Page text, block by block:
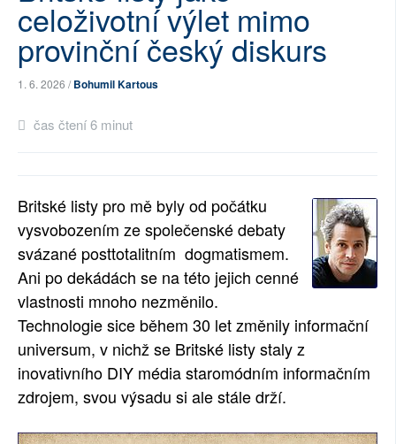
PLNÁ VERZE STRÁNEK
celoživotní výlet mimo
provinční český diskurs
1. 6. 2026 /Bohumil Kartous
čas čtení 6 minut
Britské listy pro mě byly od počátku
vysvobozením ze společenské debaty
svázané posttotalitním dogmatismem.
Ani po dekádách se na této jejich cenné
vlastnosti mnoho nezměnilo.
Technologie sice během 30 let změnily informační
universum, v nichž se Britské listy staly z
inovativního DIY média staromódním informačním
zdrojem, svou výsadu si ale stále drží.